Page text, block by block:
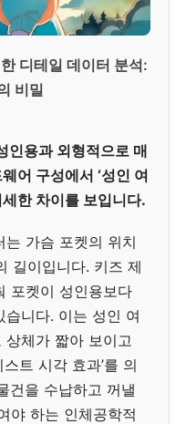
디테일 데이터 분석:
비밀
인용과 외형적으로 매
어 구성에서 ‘성인 여
한 차이를 보입니다.
가슴 포켓의 위치
길이입니다. 키즈 제
포켓이 성인용보다
니다. 이는 성인 여
체가 짧아 보이고
트 시각 효과’를 의
건을 수납하고 꺼낼
야 하는 인체공학적